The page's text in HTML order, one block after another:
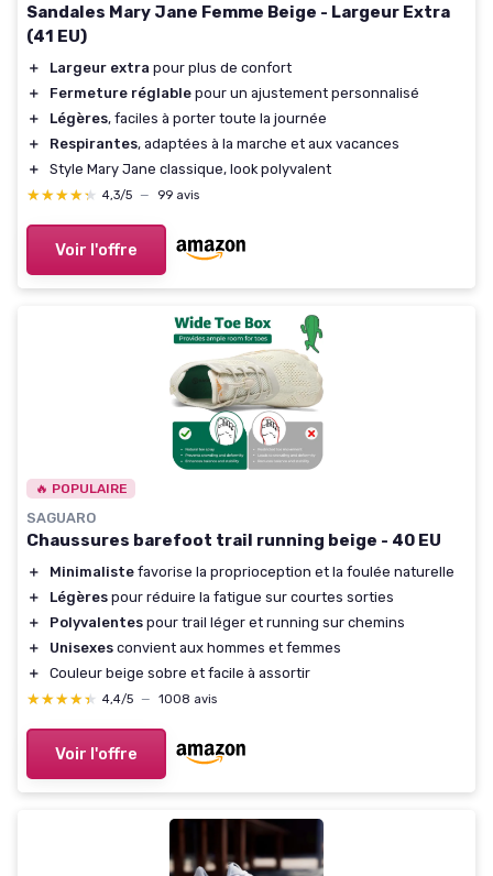
Sandales Mary Jane Femme Beige - Largeur Extra
(41 EU)
＋ Largeur extra pour plus de confort
＋
Fermeture réglable pour un ajustement personnalisé
＋
Légères, faciles à porter toute la journée
＋
Respirantes, adaptées à la marche et aux vacances
＋
Style Mary Jane classique, look polyvalent
★★★★★
★★★★★ 4,3/5 — 99 avis
Voir l'offre
🔥 POPULAIRE
SAGUARO
Chaussures barefoot trail running beige - 40 EU
＋ Minimaliste favorise la proprioception et la foulée naturelle
＋
Légères pour réduire la fatigue sur courtes sorties
＋
Polyvalentes pour trail léger et running sur chemins
＋
Unisexes convient aux hommes et femmes
＋
Couleur beige sobre et facile à assortir
★★★★★
★★★★★ 4,4/5 — 1008 avis
Voir l'offre